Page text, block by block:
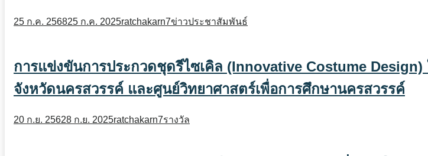
25 ก.ค. 256825 ก.ค. 2025ratchakarn7ข่าวประชาสัมพันธ์
การแข่งขันการประกวดชุดรีไซเคิล (Innovative Costume
จังหวัดนครสวรรค์ และศูนย์วิทยาศาสตร์เพื่อการศึกษานครสวรรค์
20 ก.ย. 25628 ก.ย. 2025ratchakarn7รางวัล